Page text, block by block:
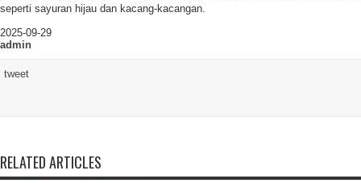
seperti sayuran hijau dan kacang-kacangan.
2025-09-29
admin
tweet
RELATED ARTICLES